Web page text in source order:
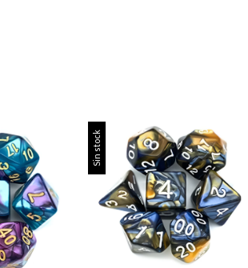
Sin stock